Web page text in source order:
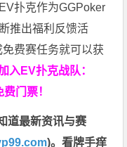
EV扑克作为GGPoker
推出福利反馈活
费赛任务就可以获
入EV扑克战队：
门票！
道最新资讯与赛
)。看牌手痒